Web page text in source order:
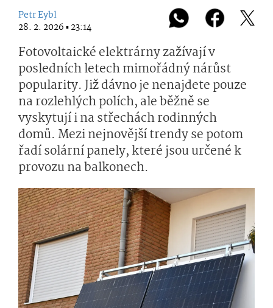
Petr Eybl
28. 2. 2026 ▪ 23:14
Fotovoltaické elektrárny zažívají v
posledních letech mimořádný nárůst
popularity. Již dávno je nenajdete pouze
na rozlehlých polích, ale běžně se
vyskytují i na střechách rodinných
domů. Mezi nejnovější trendy se potom
řadí solární panely, které jsou určené k
provozu na balkonech.